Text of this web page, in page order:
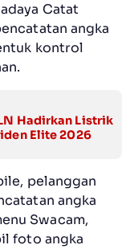
Catat
angka
kontrol
Hadirkan Listrik
Elite 2026
pelanggan
angka
Swacam,
foto angka